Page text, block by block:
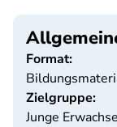
Format:
Zielgruppe:
Junge